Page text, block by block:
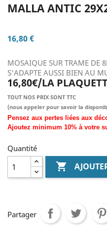
MALLA ANTIC
16,80 €
MOSAIQUE SUR TRAME DE
S'ADAPTE AUSSI BIEN AU
16,80€/LA
TOUT NOS PRIX SONT TTC
(nous appeler pour savoir la
Pensez aux pertes liées aux
Ajoutez minimum 10% à votre
Quantité

Partager